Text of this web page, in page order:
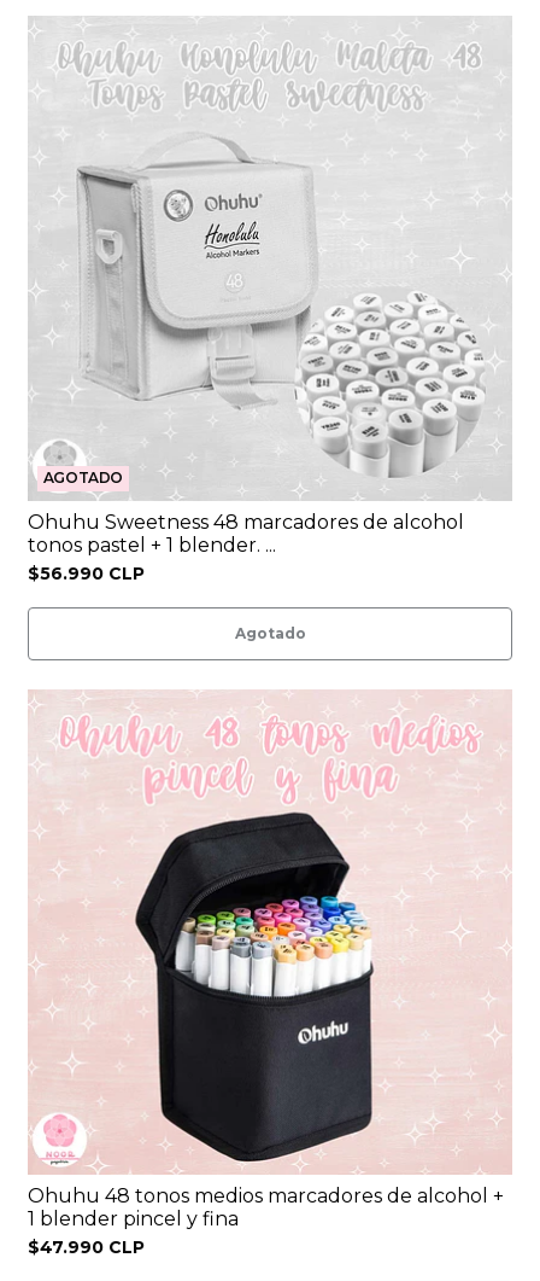
AGOTADO
Ohuhu Sweetness 48 marcadores de alcohol
tonos pastel + 1 blender. ...
$56.990 CLP
Agotado
Ohuhu 48 tonos medios marcadores de alcohol +
1 blender pincel y fina
$47.990 CLP